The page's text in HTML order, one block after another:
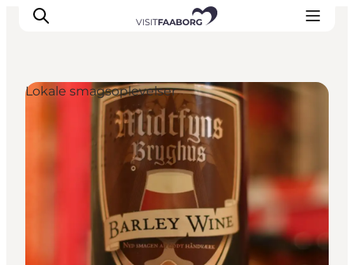
Overnatning
Oplevelser
Lokale smagsoplevelser